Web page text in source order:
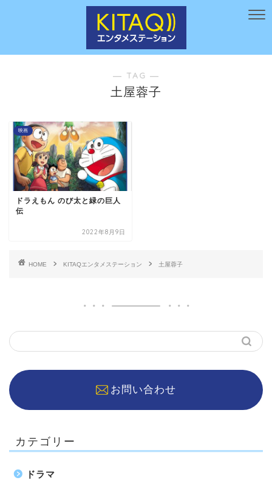
― TAG ―
土屋蓉子
映画
ドラえもん のび太と緑の巨人
伝
2022年8月9日
HOME KITAQエンタメステーション 土屋蓉子
お問い合わせ
カテゴリー
ドラマ